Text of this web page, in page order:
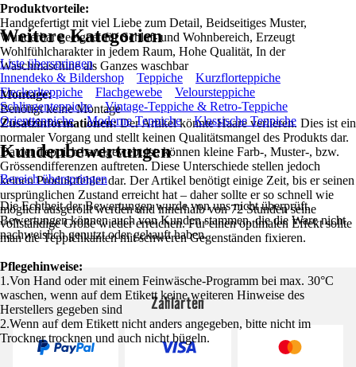
Produktvorteile:
Handgefertigt mit viel Liebe zum Detail, Beidseitiges Muster,
Wunderbar geeignet für Schlaf- und Wohnbereich, Erzeugt
Wohlfühlcharakter in jedem Raum, Hohe Qualität, In der
Waschmaschine als Ganzes waschbar
Montage:
Benötigt keine Montage
Zusatzinformationen:Der Artikel könnte Haare verlieren. Dies ist ein
normaler Vorgang und stellt keinen Qualitätsmangel des Produkts dar.
Da der Teppich handgewebt ist, können kleine Farb-, Muster-, bzw.
Grössendifferenzen auftreten. Diese Unterschiede stellen jedoch
keinen Produktfehler dar. Der Artikel benötigt einige Zeit, bis er seinen
ursprünglichen Zustand erreicht hat – daher sollte er so schnell wie
möglich ausgerollt werden und innerhalb von 72 Stunden seine
vollständige Größe wieder erreichen. Für einen optimalen Effekt sollte
man die Teppichkanten mit schweren Gegenständen fixieren.
Pflegehinweise:
1.Von Hand oder mit einem Feinwäsche-Programm bei max. 30°C
waschen, wenn auf dem Etikett keine weiteren Hinweise des
Herstellers gegeben sind
2.Wenn auf dem Etikett nicht anders angegeben, bitte nicht im
Trockner trocknen und auch nicht bügeln.
Weitere Kategorien
Liste überspringen
Innendeko & Bildershop
Teppiche
Kurzflorteppiche
Fleckerlteppiche
Flachgewebe
Veloursteppiche
Schlingenteppiche
Vintage-Teppiche & Retro-Teppiche
Orientteppiche
Moderne Teppiche Klassische Teppiche
Kundenbewertungen
Bereich überspringen
Die Echtheit der Bewertungen wurde von uns nicht überprüft.
Bewertungen können auch von Kunden stammen, die die Ware nicht
nachweislich genutzt oder gekauft haben.
Zahlarten